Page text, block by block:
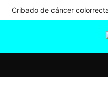
Cribado de cáncer